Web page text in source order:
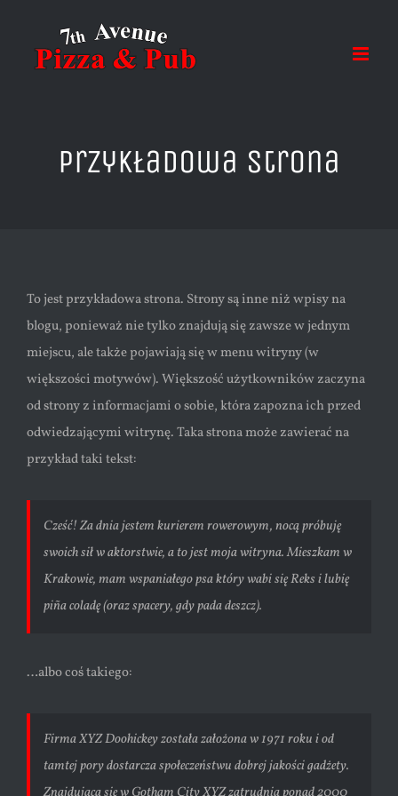
zawartości
Przykładowa strona
To jest przykładowa strona. Strony są inne niż wpisy na
blogu, ponieważ nie tylko znajdują się zawsze w jednym
miejscu, ale także pojawiają się w menu witryny (w
większości motywów). Większość użytkowników zaczyna
od strony z informacjami o sobie, która zapozna ich przed
odwiedzającymi witrynę. Taka strona może zawierać na
przykład taki tekst:
Cześć! Za dnia jestem kurierem rowerowym, nocą próbuję
swoich sił w aktorstwie, a to jest moja witryna. Mieszkam w
Krakowie, mam wspaniałego psa który wabi się Reks i lubię
piña coladę (oraz spacery, gdy pada deszcz).
…albo coś takiego:
Firma XYZ Doohickey została założona w 1971 roku i od
tamtej pory dostarcza społeczeństwu dobrej jakości gadżety.